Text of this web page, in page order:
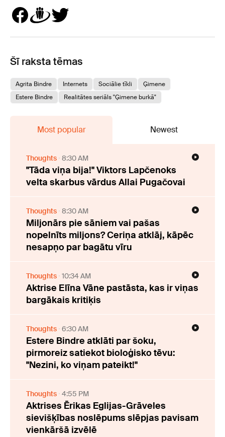
Šī raksta tēmas
Agrita Bindre Internets Sociālie tīkli
Ģimene
Estere Bindre
Realitātes seriāls "Ģimene burkā"
Most popular Newest
Thoughts 8:30 AM
"Tāda viņa bija!" Viktors Lapčenoks
velta skarbus vārdus Allai Pugačovai
Thoughts 8:30 AM
Miljonārs pie sāniem vai pašas
nopelnīts miljons? Ceriņa atklāj, kāpēc
nesapņo par bagātu vīru
Thoughts 10:34 AM
Aktrise Elīna Vāne pastāsta, kas ir viņas
bargākais kritiķis
Thoughts 6:30 AM
Estere Bindre atklāti par šoku,
pirmoreiz satiekot bioloģisko tēvu:
"Nezini, ko viņam pateikt!"
Thoughts 4:55 PM
Aktrises Ērikas Eglijas-Grāveles
sievišķības noslēpums slēpjas pavisam
vienkāršā izvēlē